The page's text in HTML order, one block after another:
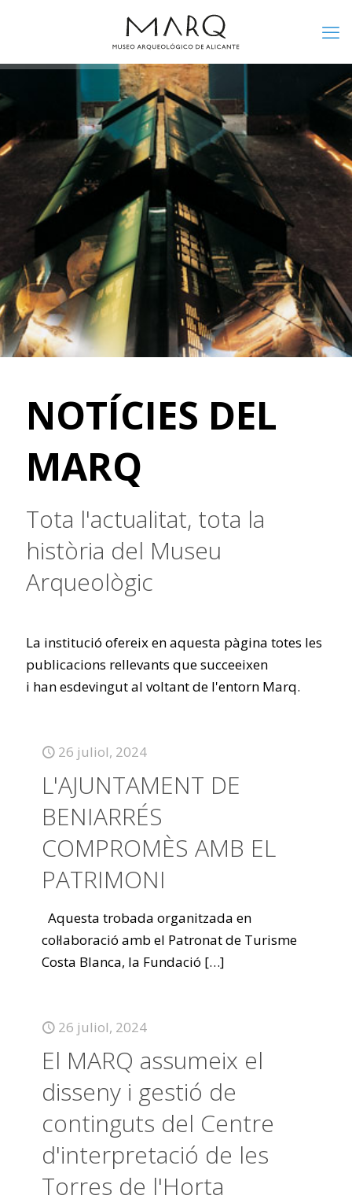
NOTÍCIES DEL
MARQ
Tota l'actualitat, tota la
història del Museu
Arqueològic
La institució ofereix en aquesta pàgina totes les
publicacions rellevants que succeeixen
i han esdevingut al voltant de l'entorn Marq.
26 juliol, 2024
L'AJUNTAMENT DE
BENIARRÉS
COMPROMÈS AMB EL
PATRIMONI
Aquesta trobada organitzada en
col·laboració amb el Patronat de Turisme
Costa Blanca, la Fundació […]
26 juliol, 2024
El MARQ assumeix el
disseny i gestió de
continguts del Centre
d'interpretació de les
Torres de l'Horta